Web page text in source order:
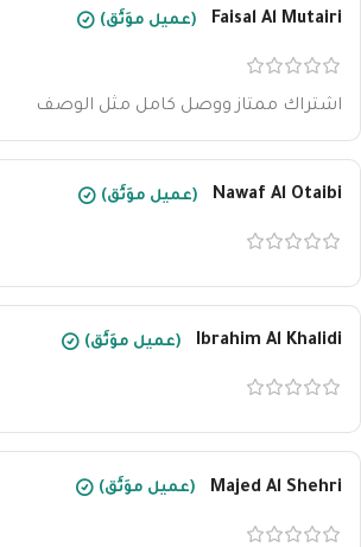
Faisal Al Mutairi (عميل موَثَّق)
اشتراك ممتاز ووصل كامل مثل الوصف
Nawaf Al Otaibi (عميل موَثَّق)
Ibrahim Al Khalidi (عميل موَثَّق)
Majed Al Shehri (عميل موَثَّق)